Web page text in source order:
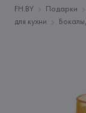
FH.BY Подарки
для кухни